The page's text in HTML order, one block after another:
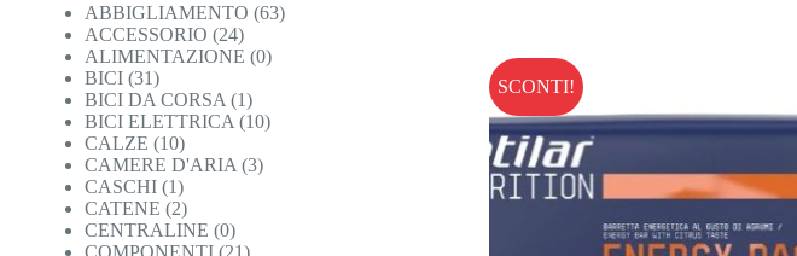
SCONTI!
ABBIGLIAMENTO (63)
ACCESSORIO (24)
ALIMENTAZIONE (0)
BICI (31)
BICI DA CORSA (1)
BICI ELETTRICA (10)
CALZE (10)
CAMERE D'ARIA (3)
CASCHI (1)
CATENE (2)
CENTRALINE (0)
COMPONENTI (21)